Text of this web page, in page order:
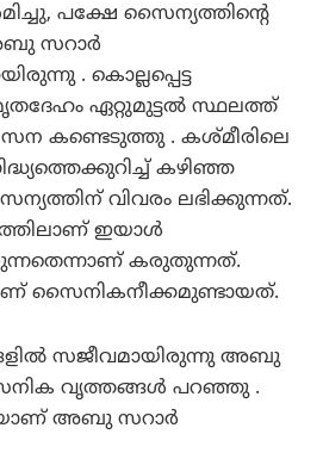
പക്ഷേ സൈന്യത്തിന്റെ
അബു സറാർ
. കൊല്ലപ്പെട്ട
മൃതദേഹം ഏറ്റുമുട്ടൽ സ്ഥലത്ത്
കണ്ടെടുത്തു . കശ്മീരിലെ
കഴിഞ്ഞ
വിവരം ലഭിക്കുന്നത്.
ഇയാള്‍
കരുതുന്നത്.
സൈനികനീക്കമുണ്ടായത്.
സജീവമായിരുന്നു അബു
വൃത്തങ്ങൾ പറഞ്ഞു .
അബു സറാർ